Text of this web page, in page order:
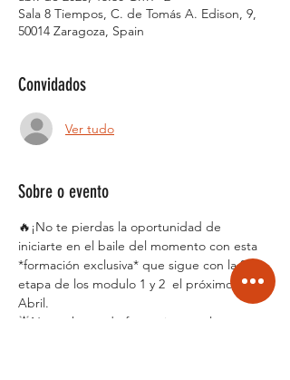
Sala 8 Tiempos, C. de Tomás A. Edison, 9,
50014 Zaragoza, Spain
Convidados
Ver tudo
Sobre o evento
🔥¡No te pierdas la oportunidad de
iniciarte en el baile del momento con esta
*formación exclusiva* que sigue con la 2
etapa de los modulo 1 y 2  el próximo 5 de
Abril.
🌟Nueve horas de formación con los